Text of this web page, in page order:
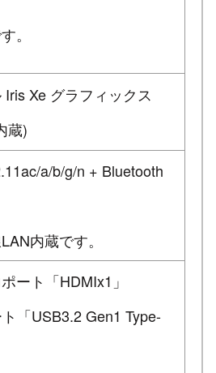
。
Iris Xe グラフィックス
蔵)
a/b/g/n + Bluetooth
内蔵です。
ート「HDMIx1」
「USB3.2 Gen1 Type-